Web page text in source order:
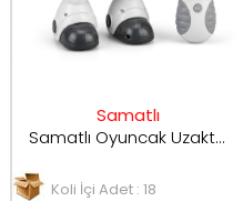
Samatlı
Samatlı Oyuncak Uzaktan Kumandalı Robot 606-2
Koli İçi Adet : 18